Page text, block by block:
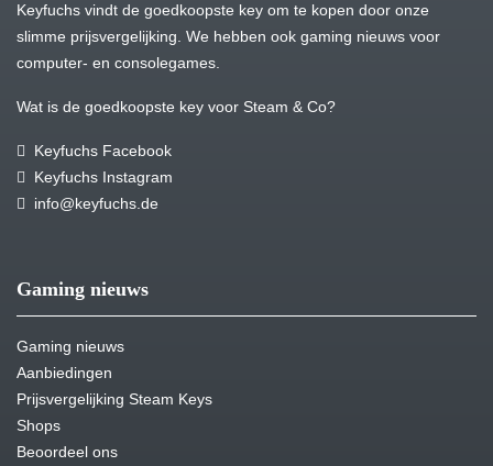
Keyfuchs vindt de goedkoopste key om te kopen door onze
slimme prijsvergelijking. We hebben ook gaming nieuws voor
computer- en consolegames.
Wat is de goedkoopste key voor Steam & Co?
Keyfuchs Facebook
Keyfuchs Instagram
info@keyfuchs.de
Gaming nieuws
Gaming nieuws
Aanbiedingen
Prijsvergelijking Steam Keys
Shops
Beoordeel ons